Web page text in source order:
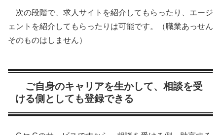
次の段階で、求人サイトを紹介してもらったり、エージ
ェントを紹介してもらったりは可能です。（職業あっせん
そのものはしません）
ご自身のキャリアを生かして、相談を受
ける側としても登録できる